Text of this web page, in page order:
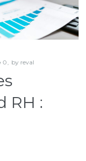
0 by reval
RH :